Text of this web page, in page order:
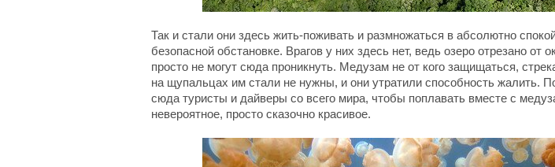
Так и стали они здесь жить-поживать и размножаться в абсолютно
безопасной обстановке. Врагов у них здесь нет, ведь озеро отрезано от
просто не могут сюда проникнуть. Медузам не от кого защищаться,
на щупальцах им стали не нужны, и они утратили способность жалить.
сюда туристы и дайверы со всего мира, чтобы поплавать вместе с
невероятное, просто сказочно красивое.